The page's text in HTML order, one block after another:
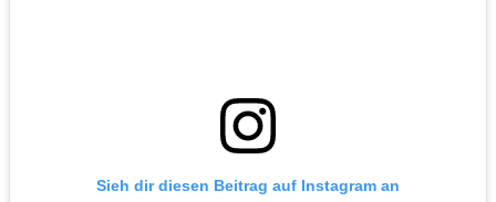
Sieh dir diesen Beitrag auf Instagram an